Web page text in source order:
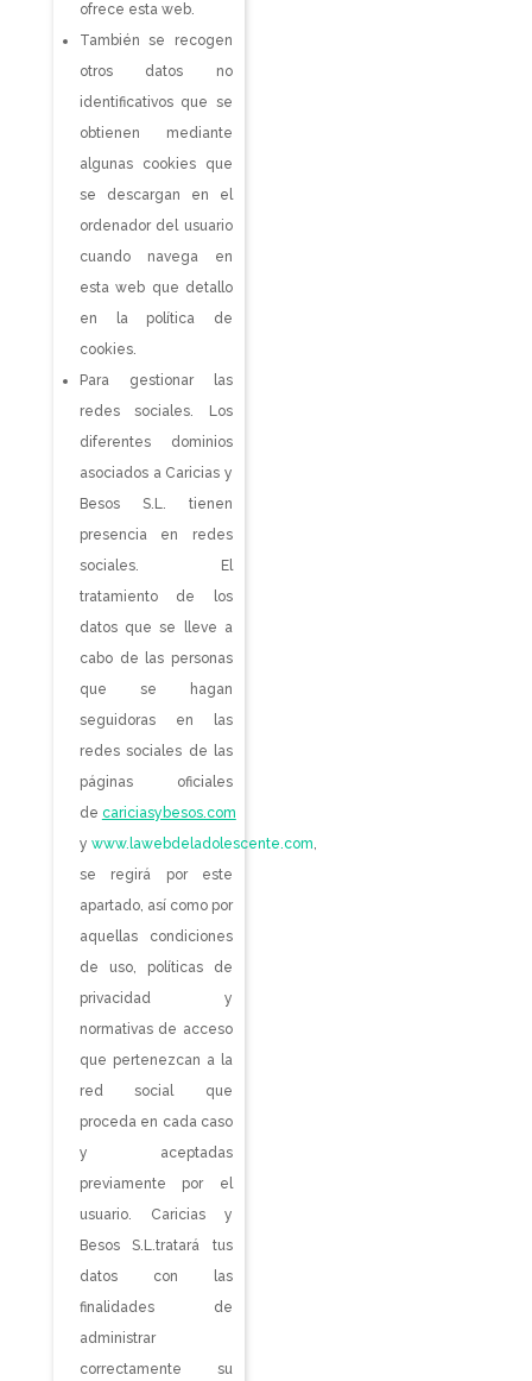
ofrece esta web.
También se recogen
otros datos no
identificativos que se
obtienen mediante
algunas cookies que
se descargan en el
ordenador del usuario
cuando navega en
esta web que detallo
en la política de
cookies.
Para gestionar las
redes sociales. Los
diferentes dominios
asociados a Caricias y
Besos S.L. tienen
presencia en redes
sociales. El
tratamiento de los
datos que se lleve a
cabo de las personas
que se hagan
seguidoras en las
redes sociales de las
páginas oficiales
de cariciasybesos.com
y www.lawebdeladolescente.com,
se regirá por este
apartado, así como por
aquellas condiciones
de uso, políticas de
privacidad y
normativas de acceso
que pertenezcan a la
red social que
proceda en cada caso
y aceptadas
previamente por el
usuario. Caricias y
Besos S.L.tratará tus
datos con las
finalidades de
administrar
correctamente su